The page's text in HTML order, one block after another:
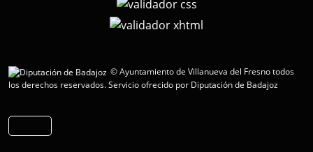
© Ayuntamiento de Villanueva del Fresno todos
los derechos reservados.Servicio ofrecido por Diputación de Badajoz